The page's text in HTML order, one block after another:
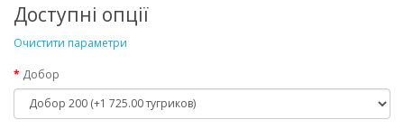
Доступні опції
Очистити параметри
Добор